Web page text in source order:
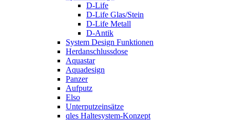
D-Life
D-Life Glas/Stein
D-Life Metall
D-Antik
System Design Funktionen
Herdanschlussdose
Aquastar
Aquadesign
Panzer
Aufputz
Elso
Unterputzeinsätze
qles Haltesystem-Konzept